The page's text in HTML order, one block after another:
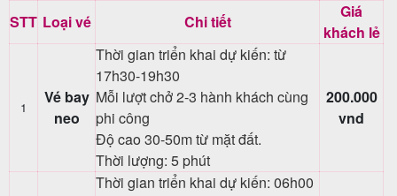
STT Loại vé Chi tiết
Giá
khách lẻ
1
Vé bay
neo
Thời gian triển khai dự kiến: từ
17h30-19h30
Mỗi lượt chở 2-3 hành khách cùng
phi công
Độ cao 30-50m từ mặt đất.
Thời lượng: 5 phút
200.000
vnd
Thời gian triển khai dự kiến: 06h00